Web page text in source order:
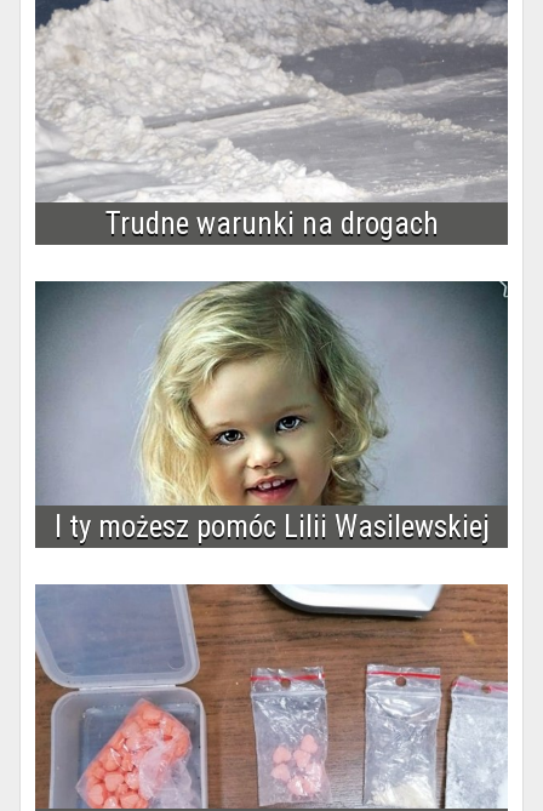
Trudne warunki na drogach
I ty możesz pomóc Lilii Wasilewskiej